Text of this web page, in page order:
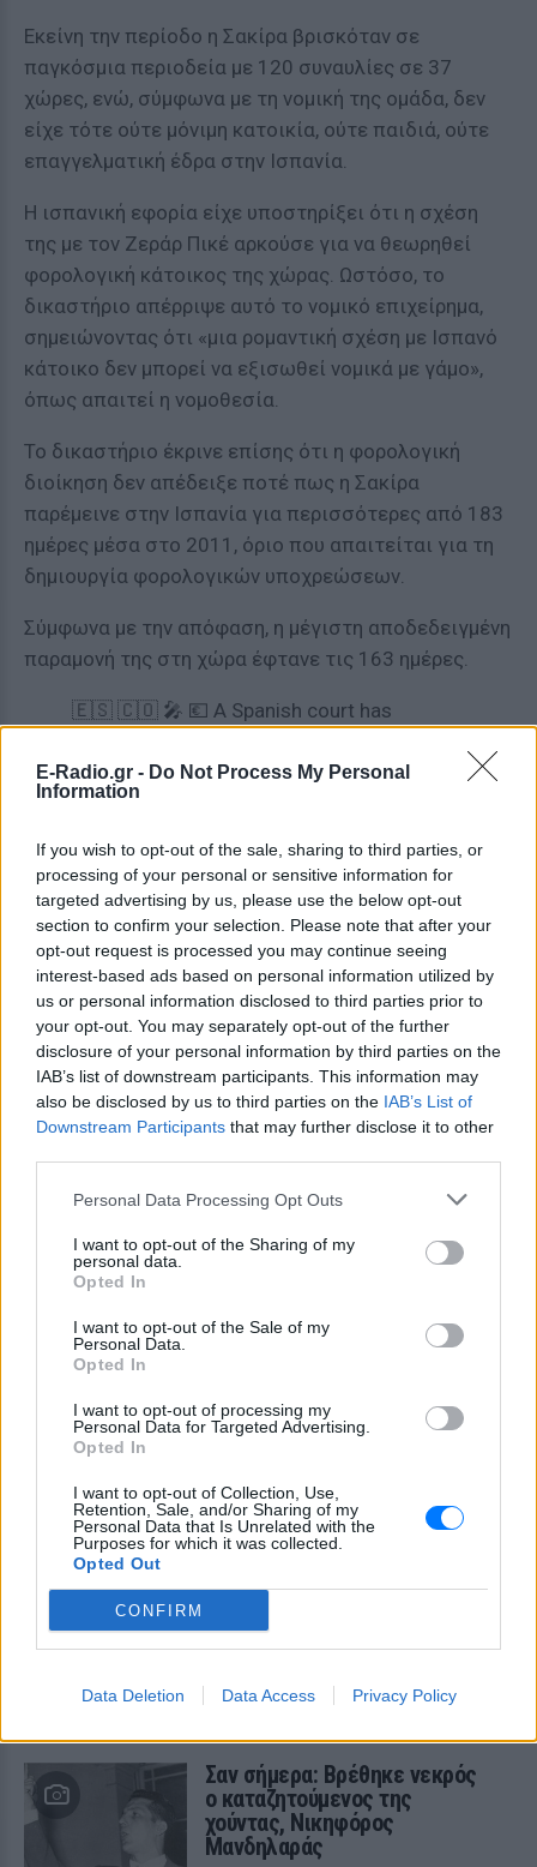
E-Radio.gr - Do Not Process My Personal
Information
If you wish to opt-out of the sale, sharing to third parties, or
processing of your personal or sensitive information for
targeted advertising by us, please use the below opt-out
section to confirm your selection. Please note that after your
opt-out request is processed you may continue seeing
interest-based ads based on personal information utilized by
us or personal information disclosed to third parties prior to
your opt-out. You may separately opt-out of the further
disclosure of your personal information by third parties on the
IAB’s list of downstream participants. This information may
also be disclosed by us to third parties on the IAB’s List of
Downstream Participants that may further disclose it to other
Personal Data Processing Opt Outs
I want to opt-out of the Sharing of my
personal data.
Opted In
I want to opt-out of the Sale of my
Personal Data.
Opted In
I want to opt-out of processing my
Personal Data for Targeted Advertising.
Opted In
I want to opt-out of Collection, Use,
Retention, Sale, and/or Sharing of my
Personal Data that Is Unrelated with the
Purposes for which it was collected.
Opted Out
CONFIRM
Data Deletion Data Access Privacy Policy
Εκείνη την περίοδο η Σακίρα βρισκόταν σε
παγκόσμια περιοδεία με 120 συναυλίες σε 37
χώρες, ενώ, σύμφωνα με τη νομική της ομάδα, δεν
είχε τότε ούτε μόνιμη κατοικία, ούτε παιδιά, ούτε
επαγγελματική έδρα στην Ισπανία.
Η ισπανική εφορία είχε υποστηρίξει ότι η σχέση
της με τον Ζεράρ Πικέ αρκούσε για να θεωρηθεί
φορολογική κάτοικος της χώρας. Ωστόσο, το
δικαστήριο απέρριψε αυτό το νομικό επιχείρημα,
σημειώνοντας ότι «μια ρομαντική σχέση με Ισπανό
κάτοικο δεν μπορεί να εξισωθεί νομικά με γάμο»,
όπως απαιτεί η νομοθεσία.
Το δικαστήριο έκρινε επίσης ότι η φορολογική
διοίκηση δεν απέδειξε ποτέ πως η Σακίρα
παρέμεινε στην Ισπανία για περισσότερες από 183
ημέρες μέσα στο 2011, όριο που απαιτείται για τη
δημιουργία φορολογικών υποχρεώσεων.
Σύμφωνα με την απόφαση, η μέγιστη αποδεδειγμένη
παραμονή της στη χώρα έφτανε τις 163 ημέρες.
🇪🇸 🇨🇴 🎤 💶 A Spanish court has
Colombian pop star Shakira more than 55
million euros ($64 million) improperly
according to a ruling seen on Monday ➡️
https://t.co/Zh40diJ9HW
pic.twitter.com/IXyL1pTlLI
— AFP News Agency (@AFP)May 18, 2026
Σακίρα: Το ισπανικό Δημόσιο θα
επιστρέψει τα χρήματα
Η ισπανική φορολογική αρχή είχε δεσμεύσει
πρόστιμα, τα οποία χαρακτηρίζονταν ως «ιδιαίτερα
σοβαρές» παραβάσεις.
Πλέον, το ισπανικό Δημόσιο υποχρεώνεται να
επιστρέψει τα χρήματα, ενώ το δικαστήριο επέβαλε
και δικαστικά έξοδα στην εφορία, κάτι που,
υποθέσεις όπου οι θέσεις της φορολογικής
διοίκησης απορρίπτονται πλήρως.
Η απόφαση μπορεί ακόμη να προσβληθεί στο
Ανώτατο Δικαστήριο. Η Σακίρα, που από το 2023
ζει στο Miami μαζί με τα παιδιά της, δήλωσε «πολύ
ικανοποιημένη» από την έκβαση της υπόθεσης.
Σαν σήμερα: Βρέθηκε νεκρός
ο καταζητούμενος της
χούντας, Νικηφόρος
Μανδηλαράς